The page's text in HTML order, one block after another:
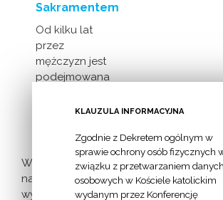
Sakramentem
Od kilku lat
przez
mężczyzn jest
podejmowana
milczącej [...]
Więcej
nadchodzących
wydarzeń >
KLAUZULA INFORMACYJNA
Zgodnie z Dekretem ogólnym w
sprawie ochrony osób fizycznych
związku z przetwarzaniem danych
osobowych w Kościele katolickim
wydanym przez Konferencję